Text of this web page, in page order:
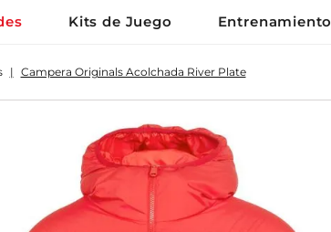
Kits de Juego Entrenamiento
Campera Originals Acolchada River Plate
1.
camiseta
bolso